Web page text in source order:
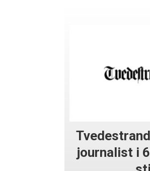
journalist i